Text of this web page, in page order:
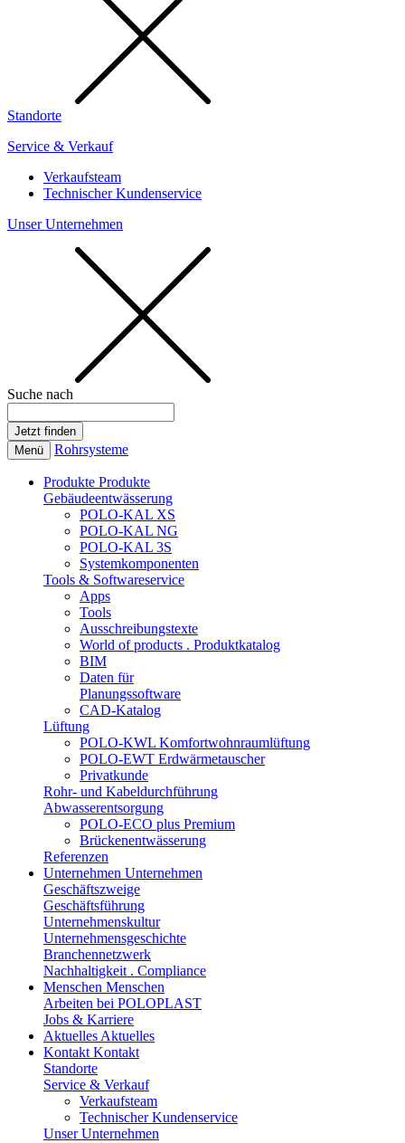
Standorte
Service & Verkauf
Verkaufsteam
Technischer Kundenservice
Unser Unternehmen
Suche nach
Menü Rohrsysteme
Produkte Produkte
Gebäudeentwässerung
POLO-KAL XS
POLO-KAL NG
POLO-KAL 3S
Systemkomponenten
Tools & Softwareservice
Apps
Tools
Ausschreibungstexte
World of products . Produktkatalog
BIM
Daten für
Planungssoftware
CAD-Katalog
Lüftung
POLO-KWL Komfortwohnraumlüftung
POLO-EWT Erdwärmetauscher
Privatkunde
Rohr- und Kabeldurchführung
Abwasserentsorgung
POLO-ECO plus Premium
Brückenentwässerung
Referenzen
Unternehmen Unternehmen
Geschäftszweige
Geschäftsführung
Unternehmenskultur
Unternehmensgeschichte
Branchennetzwerk
Nachhaltigkeit . Compliance
Menschen Menschen
Arbeiten bei POLOPLAST
Jobs & Karriere
Aktuelles Aktuelles
Kontakt Kontakt
Standorte
Service & Verkauf
Verkaufsteam
Technischer Kundenservice
Unser Unternehmen